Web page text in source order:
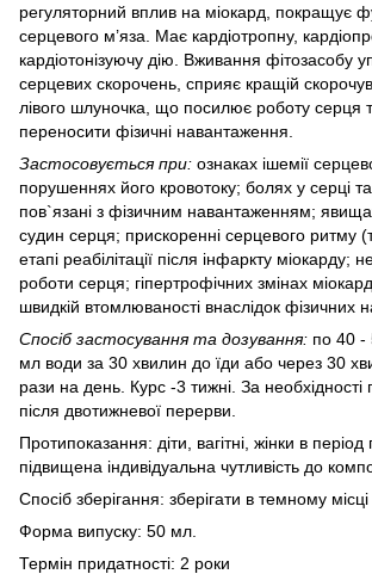
регуляторний вплив на міокард, покращує
серцевого м’яза. Має кардіотропну,
кардіотонізуючу дію. Вживання фітозасобу
серцевих скорочень, сприяє кращій
лівого шлуночка, що посилює роботу серця
переносити фізичні навантаження.
Застосовується при: ознаках ішемії
порушеннях його кровотоку; болях у серці
пов`язані з фізичним навантаженням;
судин серця; прискоренні серцевого ритму
етапі реабілітації після інфаркту міокарду;
роботи серця; гіпертрофічних змінах
швидкій втомлюваності внаслідок фізичних
Спосіб застосування та дозування: по 40 -
мл води за 30 хвилин до їди або через 30
рази на день. Курс -3 тижні. За необхідності
після двотижневої перерви.
Протипоказання: діти, вагітні, жінки в
підвищена індивідуальна чутливість до
Спосіб зберігання: зберігати в темному
Форма випуску: 50 мл.
Термін придатності: 2 роки